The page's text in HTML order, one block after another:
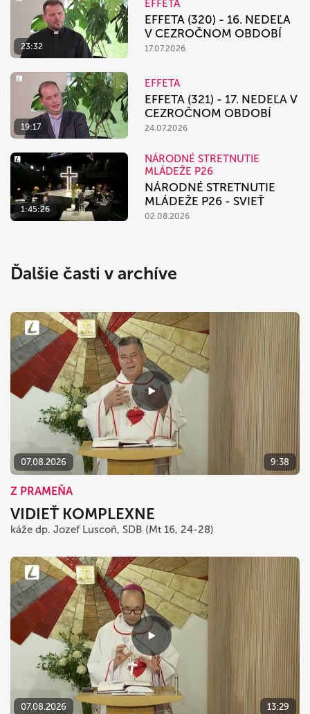
23:32
EFFETA
EFFETA (320) - 16. NEDEĽA
V CEZROČNOM OBDOBÍ
17.07.2026
19:17
EFFETA
EFFETA (321) - 17. NEDEĽA V
CEZROČNOM OBDOBÍ
24.07.2026
1:45:26
NÁRODNÉ STRETNUTIE
MLÁDEŽE P26
NÁRODNÉ STRETNUTIE
MLÁDEŽE P26 - SVIEŤ
02.08.2026
Ďalšie časti v archíve
07.08.2026 9:38
Z PRAMEŇA
VIDIEŤ KOMPLEXNE
káže dp. Jozef Luscoň, SDB (Mt 16, 24-28)
07.08.2026 13:29